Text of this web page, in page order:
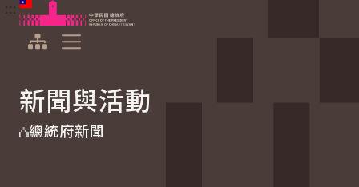
跳到主要內容
中華民國總統府
新聞與活動
總統府新聞